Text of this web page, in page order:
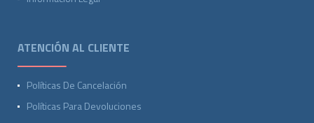
ATENCIÓN AL CLIENTE
Políticas De Cancelación
Políticas Para Devoluciones